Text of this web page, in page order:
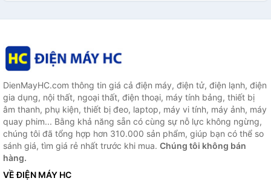
DienMayHC.com thông tin giá cả điện máy, điện tử, điện lạnh, điện
gia dụng, nội thất, ngoại thất, điện thoại, máy tính bảng, thiết bị
âm thanh, phụ kiện, thiết bị đeo, laptop, máy vi tính, máy ảnh, máy
quay phim... Bằng khả năng sẵn có cùng sự nỗ lực không ngừng,
chúng tôi đã tổng hợp hơn 310.000 sản phẩm, giúp bạn có thể so
sánh giá, tìm giá rẻ nhất trước khi mua. Chúng tôi không bán
hàng.
VỀ ĐIỆN MÁY HC